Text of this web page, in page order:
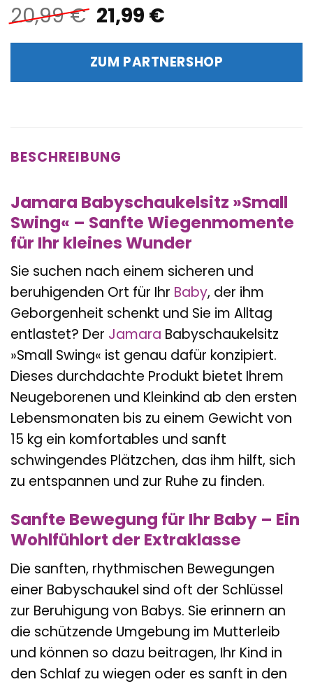
20,99€ Ursprünglicher
Preis
war:
20,99 €
21,99 €Aktueller
ist:
21,99 €.
ZUM PARTNERSHOP
BESCHREIBUNG
Jamara Babyschaukelsitz »Small
Swing« – Sanfte Wiegenmomente
für Ihr kleines Wunder
Sie suchen nach einem sicheren und
beruhigenden Ort für Ihr Baby, der ihm
Geborgenheit schenkt und Sie im Alltag
entlastet? Der Jamara Babyschaukelsitz
»Small Swing« ist genau dafür konzipiert.
Dieses durchdachte Produkt bietet Ihrem
Neugeborenen und Kleinkind ab den ersten
Lebensmonaten bis zu einem Gewicht von
15 kg ein komfortables und sanft
schwingendes Plätzchen, das ihm hilft, sich
zu entspannen und zur Ruhe zu finden.
Sanfte Bewegung für Ihr Baby – Ein
Wohlfühlort der Extraklasse
Die sanften, rhythmischen Bewegungen
einer Babyschaukel sind oft der Schlüssel
zur Beruhigung von Babys. Sie erinnern an
die schützende Umgebung im Mutterleib
und können so dazu beitragen, Ihr Kind in
den Schlaf zu wiegen oder es sanft in den